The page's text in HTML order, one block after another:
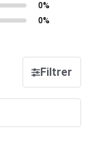
0%
0%
Filtrer